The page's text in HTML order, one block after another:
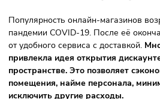
продают продукты, одежду,
бытовую химию, другие
категорийные точки, которые
реализации товара одной
зоотоваров;